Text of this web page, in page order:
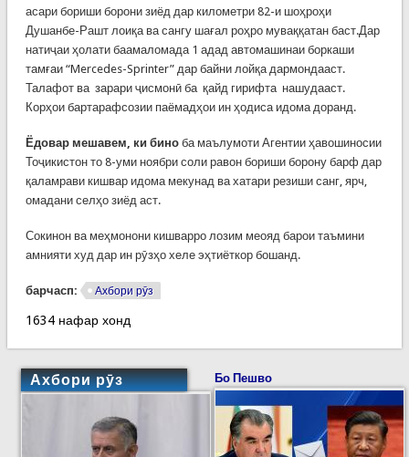
асари бориши борони зиёд дар километри 82-и шоҳроҳи
Душанбе-Рашт лоиқа ва сангу шағал роҳро муваққатан баст.Дар
натиҷаи ҳолати баамаломада 1 адад автомашинаи боркаши
тамғаи “Mercedes-Sprinter” дар байни лойқа дармондааст.
Талафот ва зарари ҷисмонӣ ба қайд гирифта нашудааст.
Корҳои бартарафсозии паёмадҳои ин ҳодиса идома доранд.
Ёдовар мешавем, ки биноба маълумоти Агентии ҳавошиносии
Тоҷикистон то 8-уми ноябри соли равон бориши борону барф дар
қаламрави кишвар идома мекунад ва хатари резиши санг, ярч,
омадани селҳо зиёд аст.
Сокинон ва меҳмонони кишварро лозим меояд барои таъмини
амнияти худ дар ин рӯзҳо хеле эҳтиёткор бошанд.
барчасп: Ахбори рӯз
1634 нафар хонд
Ахбори рӯз Бо Пешво